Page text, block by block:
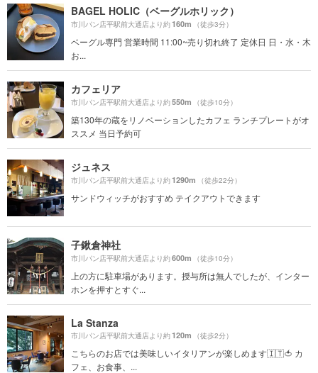
BAGEL HOLIC（ベーグルホリック）
市川パン店平駅前大通店より約160m （徒歩3分）
ベーグル専門 営業時間 11:00~売り切れ終了 定休日 日・水・木
お...
カフェリア
市川パン店平駅前大通店より約550m （徒歩10分）
築130年の蔵をリノベーションしたカフェ ランチプレートがオ
ススメ 当日予約可
ジュネス
市川パン店平駅前大通店より約1290m （徒歩22分）
サンドウィッチがおすすめ テイクアウトできます
子鍬倉神社
市川パン店平駅前大通店より約600m （徒歩10分）
上の方に駐車場があります。授与所は無人でしたが、インター
ホンを押すとすぐ...
La Stanza
市川パン店平駅前大通店より約120m （徒歩2分）
こちらのお店では美味しいイタリアンが楽しめます🇮🇹🍅 カ
フェ、お食事、...